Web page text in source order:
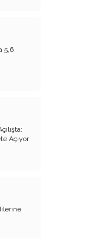
5,6
Açıyor